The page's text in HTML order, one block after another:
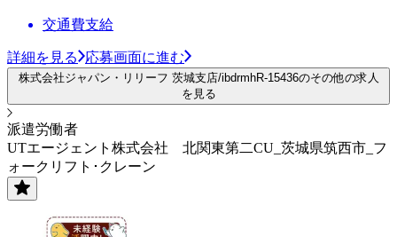
交通費支給
詳細を見る 応募画面に進む
株式会社ジャパン・リリーフ 茨城支店/ibdrmhR-15436のその他の求人
を見る
派遣労働者
UTエージェント株式会社 北関東第二CU_茨城県筑西市_フ
ォークリフト･クレーン